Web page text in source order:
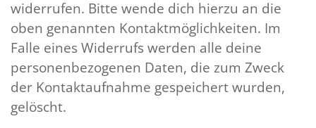
widerrufen. Bitte wende dich hierzu an die
oben genannten Kontaktmöglichkeiten. Im
Falle eines Widerrufs werden alle deine
personenbezogenen Daten, die zum Zweck
der Kontaktaufnahme gespeichert wurden,
gelöscht.